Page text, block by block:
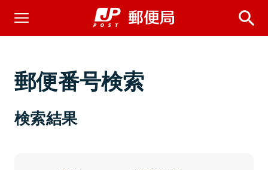
郵便番号検索
検索結果